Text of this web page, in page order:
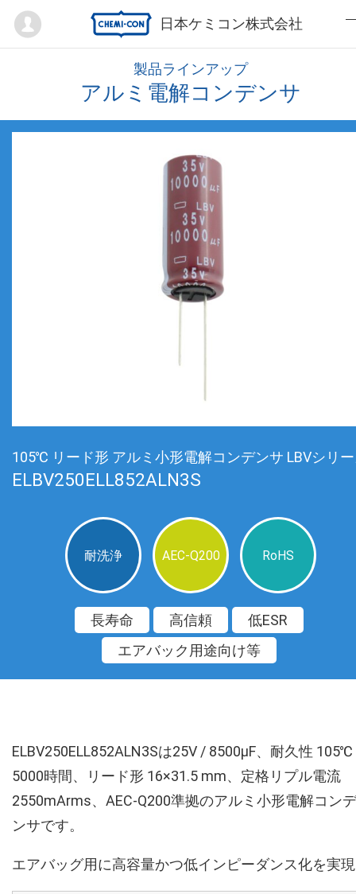
日本ケミコン株式会社
Mypage
製品ラインアップ
アルミ電解コンデンサ
105℃ リード形 アルミ小形電解コンデンサ LBVシリ
ELBV250ELL852ALN3S
耐洗浄 AEC-Q200 RoHS
長寿命 高信頼
低ESR
エアバック用途向け等
ELBV250ELL852ALN3Sは25V / 8500µF、耐久性 105℃
5000時間、リード形 16×31.5 mm、定格リプル電流
2550mArms、AEC-Q200準拠のアルミ小形電解コンデ
ンサです。
エアバッグ用に高容量かつ低インピーダンス化を実現